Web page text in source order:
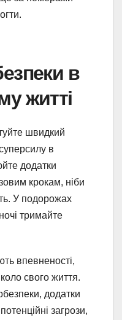
в
житті
швидкий
в
додатки
крокам, ніби
У подорожах
тримайте
впевненості,
свого життя.
додатки
загрози,